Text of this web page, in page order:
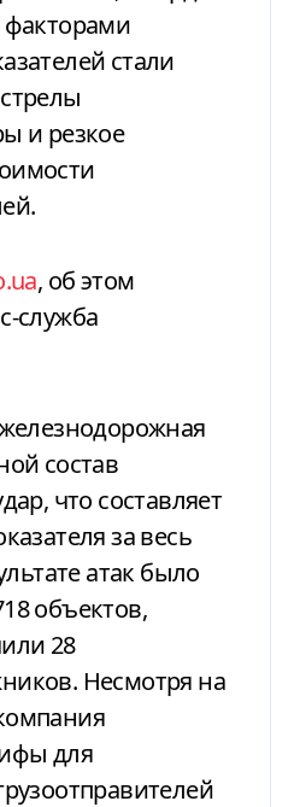
стали
и резкое
, об этом
служба
состав
что составляет
за весь
атак было
объектов,
28
Несмотря на
для